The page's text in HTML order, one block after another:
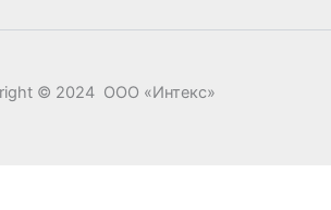
© 2024 ООО «‎Интекс»‎